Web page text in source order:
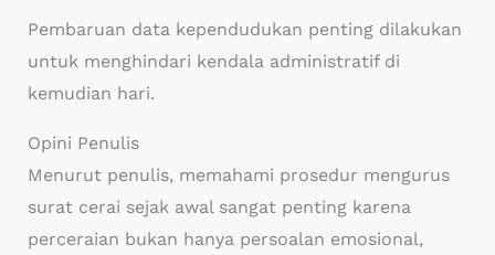
Pembaruan data kependudukan penting dilakukan
untuk menghindari kendala administratif di
kemudian hari.
Opini Penulis
Menurut penulis, memahami prosedur mengurus
surat cerai sejak awal sangat penting karena
perceraian bukan hanya persoalan emosional,